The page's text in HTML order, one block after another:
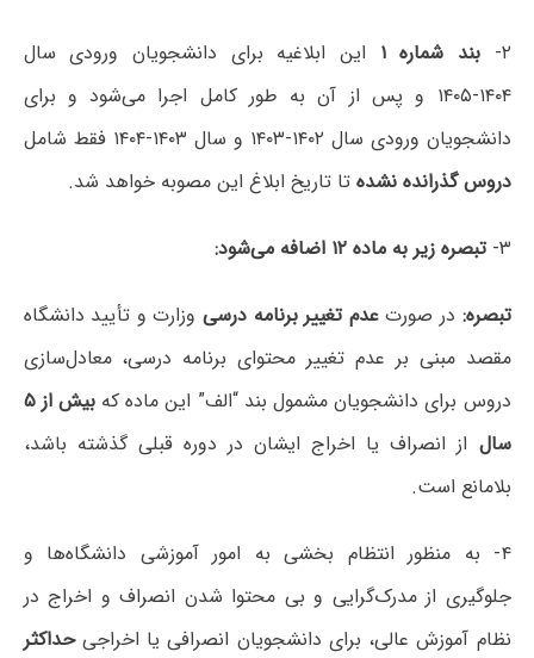
۲- بند شماره ۱
این ابلاغیه برای دانشجویان ورودی سال
۱۴۰۴-۱۴۰۵ و پس از آن به طور کامل اجرا می‌شود و برای
دانشجویان ورودی سال ۱۴۰۲-۱۴۰۳ و سال ۱۴۰۳-۱۴۰۴ فقط شامل
دروس گذرانده نشده تا تاریخ ابلاغ این مصوبه خواهد شد.
۳- تبصره زیر به ماده ۱۲ اضافه می‌شود:
تبصره: در صورتعدم تغییر برنامه درسی وزارت و تأیید دانشگاه
مقصد مبنی بر عدم تغییر محتوای برنامه درسی، معادل‌سازی
دروس برای دانشجویان مشمول بند “الف” این ماده که
بیش از ۵
سال از انصراف یا اخراج ایشان در دوره قبلی گذشته باشد،
بلامانع است.
۴- به منظور انتظام بخشی به امور آموزشی دانشگاه‌ها و
جلوگیری از مدرک‌گرایی و بی محتوا شدن انصراف و اخراج در
نظام آموزش عالی، برای دانشجویان انصرافی یا اخراجی حداکثر